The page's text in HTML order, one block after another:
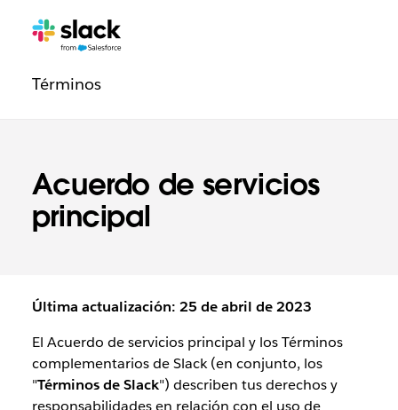
Acuerdo de servicios
principal
Navegación
Legal
Páginas
Términosadicionales
Última actualización: 25 de abril de 2023
El Acuerdo de servicios principal y los Términos
complementarios de Slack (en conjunto, los
"Términos de Slack") describen tus derechos y
responsabilidades en relación con el uso de